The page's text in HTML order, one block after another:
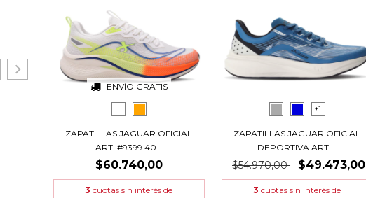
ENVÍO GRATIS
ZAPATILLAS JAGUAR OFICIAL
ART. #9399 40...
$60.740,00
3 cuotas sin interés de
+1
ZAPATILLAS JAGUAR OFICIAL
DEPORTIVA ART....
$54.970,00 $49.473,00
3 cuotas sin interés de